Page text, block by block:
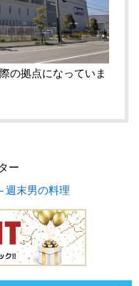
の拠点になっていま
ー
週末男の料理